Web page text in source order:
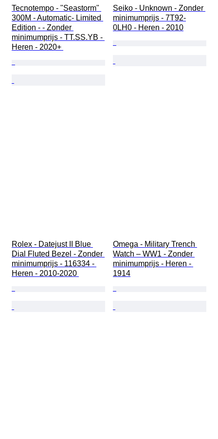
Tecnotempo - "Seastorm"
300M - Automatic- Limited
Edition - - Zonder
minimumprijs - TT.SS.YB -
Heren - 2020+
Seiko - Unknown - Zonder
minimumprijs - 7T92-
0LH0 - Heren - 2010
Rolex - Datejust II Blue
Dial Fluted Bezel - Zonder
minimumprijs - 116334 -
Heren - 2010-2020
Omega - Military Trench
Watch – WW1 - Zonder
minimumprijs - Heren -
1914